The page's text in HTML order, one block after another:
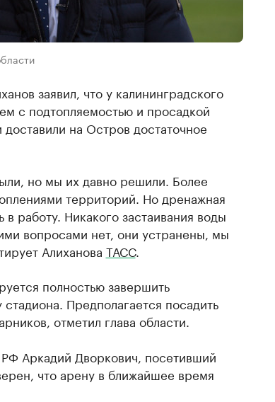
заявил, что у калининградского
с подтопляемостью и просадкой
на Остров достаточное
но мы их давно решили. Более
территорий. Но дренажная
работу. Никакого застаивания воды
вопросами нет, они устранены, мы
Алиханова ТАСС.
полностью завершить
Предполагается посадить
отметил глава области.
Аркадий Дворкович, посетивший
что арену в ближайшее время